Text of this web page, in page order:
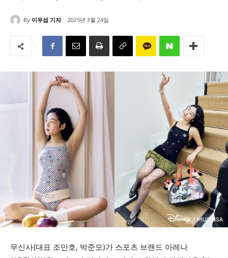
By 이우섭 기자 2025년 3월 24일
무신사(대표 조만호, 박준모)가 스포츠 브랜드 아레나